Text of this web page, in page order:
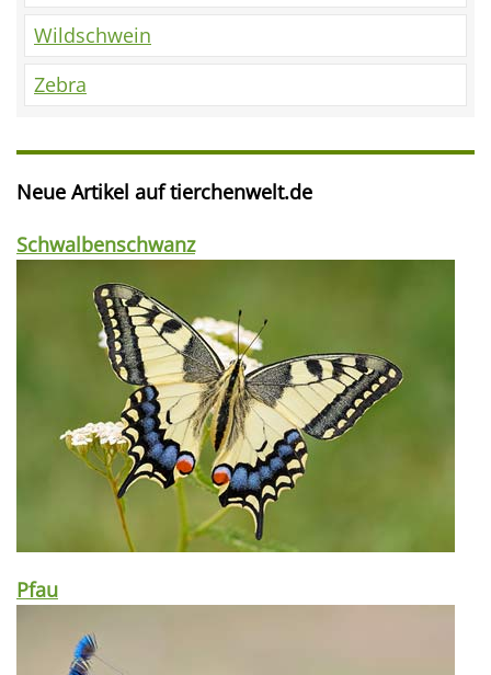
Wildschwein
Zebra
Neue Artikel auf tierchenwelt.de
Schwalbenschwanz
Pfau